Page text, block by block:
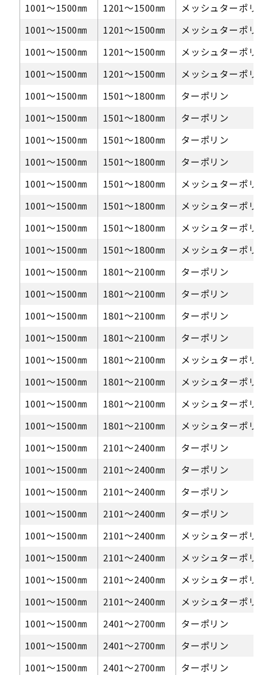
1001〜1500㎜
1201〜1500㎜
メッシュターポリン
1001〜1500㎜
1201〜1500㎜
メッシュターポリン
1001〜1500㎜
1201〜1500㎜
メッシュターポリン
1001〜1500㎜
1201〜1500㎜
メッシュターポリン
1001〜1500㎜
1501～1800㎜
ターポリン
1001〜1500㎜
1501～1800㎜
ターポリン
1001〜1500㎜
1501～1800㎜
ターポリン
1001〜1500㎜
1501～1800㎜
ターポリン
1001〜1500㎜
1501～1800㎜
メッシュターポリン
1001〜1500㎜
1501～1800㎜
メッシュターポリン
1001〜1500㎜
1501～1800㎜
メッシュターポリン
1001〜1500㎜
1501～1800㎜
メッシュターポリン
1001〜1500㎜
1801～2100㎜
ターポリン
1001〜1500㎜
1801～2100㎜
ターポリン
1001〜1500㎜
1801～2100㎜
ターポリン
1001〜1500㎜
1801～2100㎜
ターポリン
1001〜1500㎜
1801～2100㎜
メッシュターポリン
1001〜1500㎜
1801～2100㎜
メッシュターポリン
1001〜1500㎜
1801～2100㎜
メッシュターポリン
1001〜1500㎜
1801～2100㎜
メッシュターポリン
1001〜1500㎜
2101～2400㎜
ターポリン
1001〜1500㎜
2101～2400㎜
ターポリン
1001〜1500㎜
2101～2400㎜
ターポリン
1001〜1500㎜
2101～2400㎜
ターポリン
1001〜1500㎜
2101～2400㎜
メッシュターポリン
1001〜1500㎜
2101～2400㎜
メッシュターポリン
1001〜1500㎜
2101～2400㎜
メッシュターポリン
1001〜1500㎜
2101～2400㎜
メッシュターポリン
1001〜1500㎜
2401～2700㎜
ターポリン
1001〜1500㎜
2401～2700㎜
ターポリン
1001〜1500㎜
2401～2700㎜ ターポリン